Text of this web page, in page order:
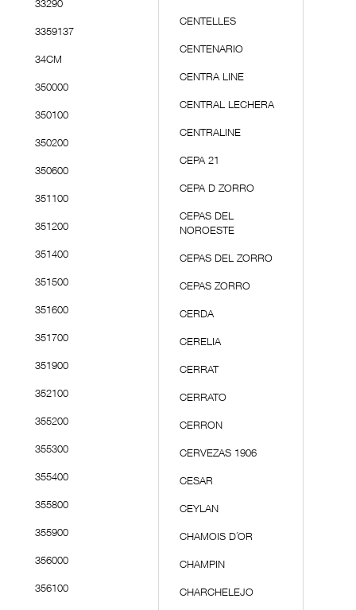
33290
3359137
34CM
350000
350100
350200
350600
351100
351200
351400
351500
351600
351700
351900
352100
355200
355300
355400
355800
355900
356000
356100
CENTELLES
CENTENARIO
CENTRA LINE
CENTRAL LECHERA
CENTRALINE
CEPA 21
CEPA D ZORRO
CEPAS DEL
NOROESTE
CEPAS DEL ZORRO
CEPAS ZORRO
CERDA
CERELIA
CERRAT
CERRATO
CERRON
CERVEZAS 1906
CESAR
CEYLAN
CHAMOIS D´OR
CHAMPIN
CHARCHELEJO